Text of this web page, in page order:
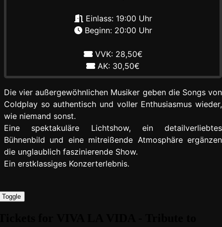
Einlass: 19:00 Uhr
Beginn: 20:00 Uhr
VVK: 28,50€
AK: 30,50€
Die vier außergewöhnlichen Musiker geben die Songs von
Coldplay so authentisch und voller Enthusiasmus wieder,
wie niemand sonst.
Eine spektakuläre Lichtshow, ein detailverliebtes
Bühnenbild und eine mitreißende Atmosphäre ergänzen
die unglaublich faszinierende Show.
Ein erstklassiges Konzerterlebnis.